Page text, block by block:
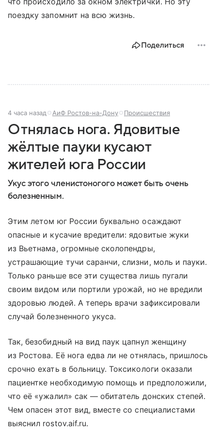
поездку запомнит на всю жизнь.
Поделиться
4 часа назад АиФ Ростов-на-Дону Происшествия
Отнялась нога. Ядовитые
жёлтые пауки кусают
жителей юга России
Укус этого членистоногого может быть очень
болезненным.
Этим летом юг России буквально осаждают
опасные и кусачие вредители: ядовитые жуки
из Вьетнама, огромные сколопендры,
устрашающие тучи саранчи, слизни, моль и пауки.
Только раньше все эти существа лишь пугали
своим видом или портили урожай, но не вредили
здоровью людей. А теперь врачи зафиксировали
случай болезненного укуса.
Так, безобидный на вид паук цапнул женщину
из Ростова. Её нога едва ли не отнялась, пришлось
срочно ехать в больницу. Токсикологи оказали
пациентке необходимую помощь и предположили,
что её «ужалил» сак — обитатель донских степей.
Чем опасен этот вид, вместе со специалистами
выяснил rostov.aif.ru.